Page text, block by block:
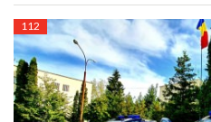
112